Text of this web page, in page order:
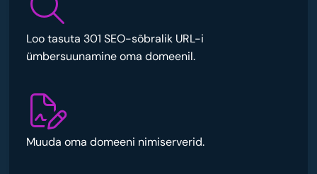
Loo tasuta 301 SEO-sõbralik URL-i
ümbersuunamine oma domeenil.
Muuda oma domeeni nimiserverid.